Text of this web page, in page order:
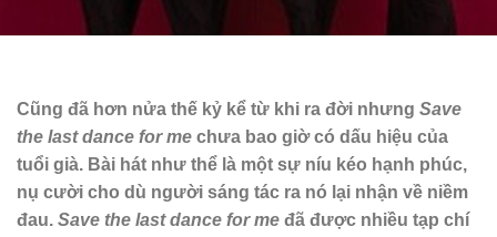
Cũng đã hơn nửa thế kỷ kể từ khi ra đời nhưng Save
the last dance for me chưa bao giờ có dấu hiệu của
tuổi già. Bài hát như thể là một sự níu kéo hạnh phúc,
nụ cười cho dù người sáng tác ra nó lại nhận về niềm
đau. Save the last dance for me đã được nhiều tạp chí